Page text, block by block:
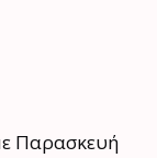
Παρασκευή